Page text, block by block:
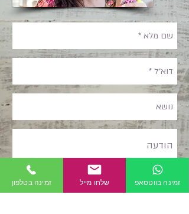
זמינה בטלפון שלחו מייל זמינה בווטסאפ